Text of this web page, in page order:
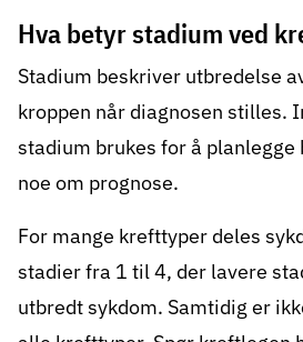
Hva betyr stadium ved
Stadium beskriver utbredelse
kroppen når diagnosen stilles.
stadium brukes for å planlegge
noe om prognose.
For mange krefttyper deles
stadier fra 1 til 4, der lavere
utbredt sykdom. Samtidig er